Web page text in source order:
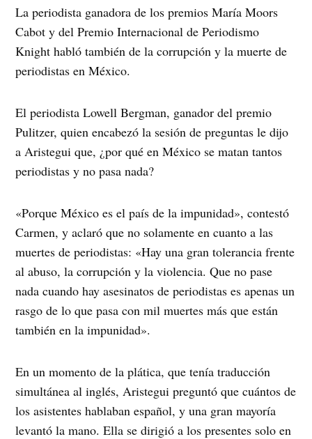
La periodista ganadora de los premios María Moors
Cabot y del Premio Internacional de Periodismo
Knight habló también de la corrupción y la muerte de
periodistas en México.
El periodista Lowell Bergman, ganador del premio
Pulitzer, quien encabezó la sesión de preguntas le dijo
a Aristegui que, ¿por qué en México se matan tantos
periodistas y no pasa nada?
«Porque México es el país de la impunidad», contestó
Carmen, y aclaró que no solamente en cuanto a las
muertes de periodistas: «Hay una gran tolerancia frente
al abuso, la corrupción y la violencia. Que no pase
nada cuando hay asesinatos de periodistas es apenas un
rasgo de lo que pasa con mil muertes más que están
también en la impunidad».
En un momento de la plática, que tenía traducción
simultánea al inglés, Aristegui preguntó que cuántos de
los asistentes hablaban español, y una gran mayoría
levantó la mano. Ella se dirigió a los presentes solo en